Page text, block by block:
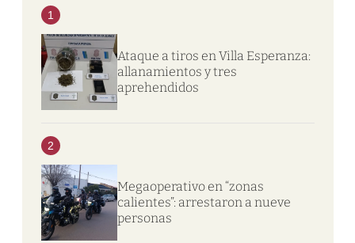
1
Ataque a tiros en Villa Esperanza:
allanamientos y tres
aprehendidos
2
Megaoperativo en “zonas
calientes”: arrestaron a nueve
personas